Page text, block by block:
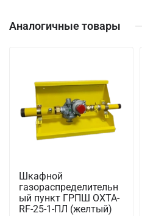
Аналогичные товары
Шкафной
газораспределительн
ый пункт ГРПШ ОХТА-
RF-25-1-ПЛ (желтый)